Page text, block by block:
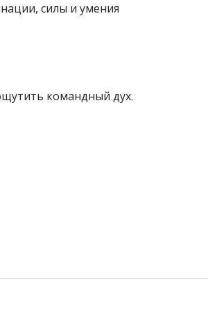
силы и умения
командный дух.